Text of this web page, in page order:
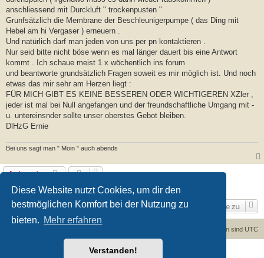
Diese Website nutzt Cookies, um dir den
bestmöglichen Komfort bei der Nutzung zu
bieten. Mehr erfahren
Verstanden!
anschliessend mit Durckluft " trockenpusten "
Grunfsätzlich die Membrane der Beschleunigerpumpe ( das Ding mit
Hebel am hi Vergaser ) erneuern .
Und natürlich darf man jeden von uns per pn kontaktieren .
Nur seid bitte nicht böse wenn es mal länger dauert bis eine Antwort
kommt . Ich schaue meist 1 x wöchentlich ins forum
und beantworte grundsätzlich Fragen soweit es mir möglich ist. Und noch
etwas das mir sehr am Herzen liegt :
FÜR MICH GIBT ES KEINE BESSEREN ODER WICHTIGEREN XZler ,
jeder ist mal bei Null angefangen und der freundschaftliche Umgang mit -
u. untereinsnder sollte unser oberstes Gebot bleiben.
DlHzG Ernie
Bei uns sagt man " Moin " auch abends
Antworten
1 Beitrag • Seite1von 1
Gehe zu
Alle Zeiten sind UTC
Powered byphpBB® Forum Software © phpBB Limited